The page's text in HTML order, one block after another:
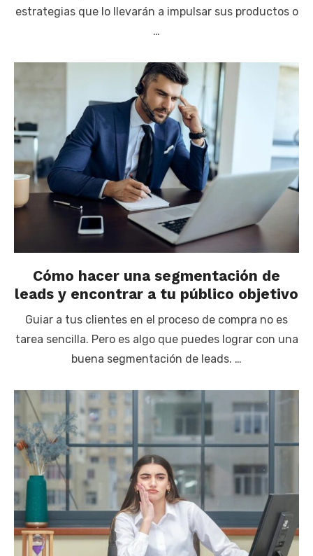
estrategias que lo llevarán a impulsar sus productos o
…
Cómo hacer una segmentación de
leads y encontrar a tu público objetivo
Guiar a tus clientes en el proceso de compra no es
tarea sencilla. Pero es algo que puedes lograr con una
buena segmentación de leads. …